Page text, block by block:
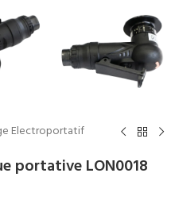
Electroportatif
portative LON0018